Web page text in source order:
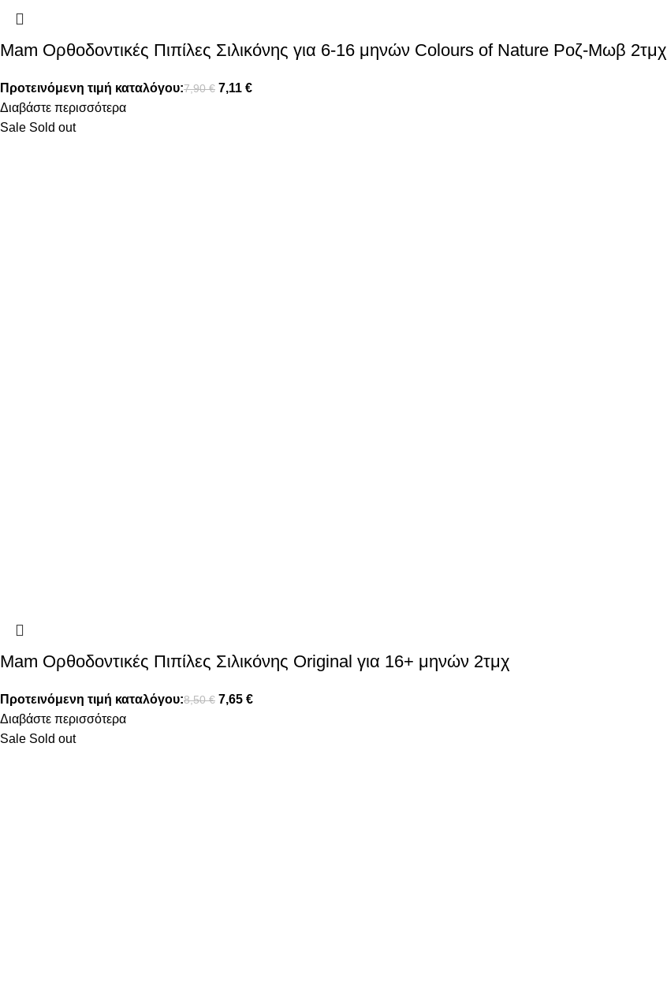
Mam Ορθοδοντικές Πιπίλες Σιλικόνης για 6-16 μηνών Colours of Nature Ροζ-Μωβ 2τμχ
Προτεινόμενη τιμή καταλόγου:7,90€ 7,11 €
Διαβάστε περισσότερα
Sale Sold out
Mam Ορθοδοντικές Πιπίλες Σιλικόνης Original για 16+ μηνών 2τμχ
Προτεινόμενη τιμή καταλόγου:8,50€ 7,65 €
Διαβάστε περισσότερα
Sale Sold out